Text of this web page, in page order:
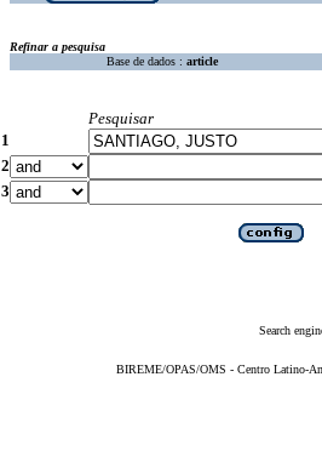
Refinar a pesquisa
Base de dados : article
Pesquisar
1
2
3
Search
BIREME/OPAS/OMS - Centro Latino-